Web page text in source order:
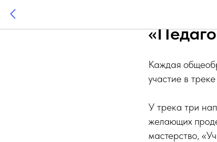
14
Каждая
участие в
У трека три
желающих
мастерство,